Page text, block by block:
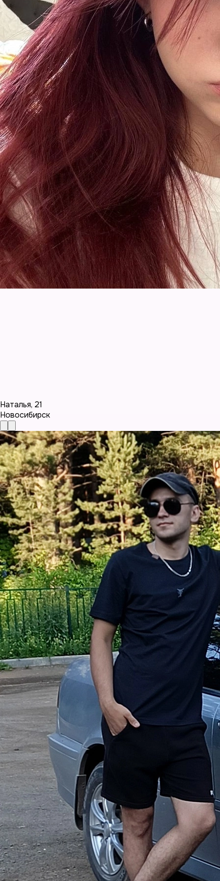
Наталья, 21
Новосибирск